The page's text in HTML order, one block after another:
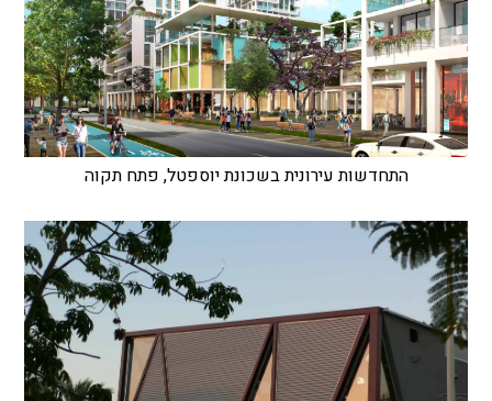
התחדשות עירונית בשכונת יוספטל, פתח תקוה